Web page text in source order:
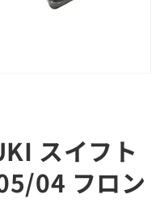
スイフト
04 フロン